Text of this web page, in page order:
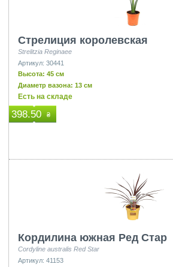
Стрелиция королевская
Strelitzia Reginaee
Артикул: 30441
Высота: 45 см
Диаметр вазона: 13 см
Есть на складе
398.50 ₴
Кордилина южная Ред Стар
Cordyline australis Red Star
Артикул: 41153